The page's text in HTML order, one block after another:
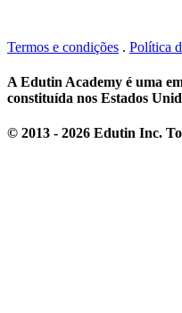
Termos e condições . Política
A Edutin Academy é uma
constituída nos Estados
© 2013 - 2026 Edutin Inc.